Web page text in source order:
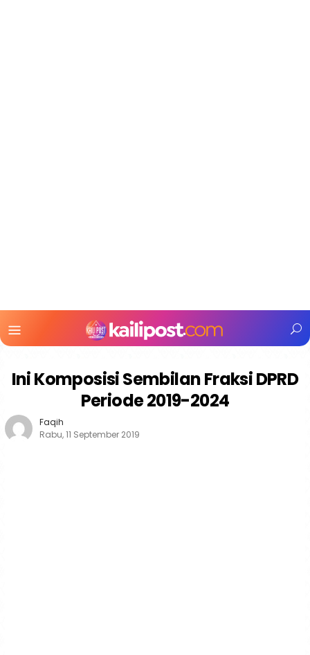
Mobile
Ini Komposisi Sembilan Fraksi DPRD
Periode 2019-2024
Faqih
Rabu, 11 September 2019